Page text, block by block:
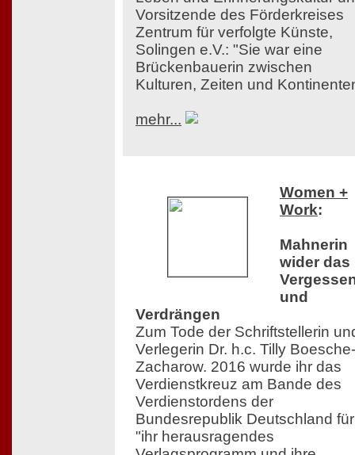
Vorsitzende des Förderkreises
Zentrum für verfolgte Künste,
Solingen e.V.: "Sie war eine
Brückenbauerin zwischen
Kulturen, Zeiten und
mehr...
Women +
Work:
Mahnerin
wider das
und
Verdrängen
Zum Tode der Schriftstellerin
Verlegerin Dr. h.c. Tilly Boesche-
Zacharow. 2016 wurde ihr das
Verdienstkreuz am Bande des
Verdienstordens der
Bundesrepublik Deutschland für
"ihr herausragendes